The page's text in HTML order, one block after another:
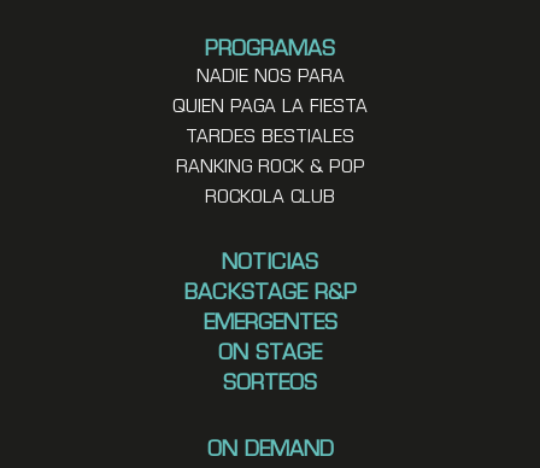
PROGRAMAS
NADIE NOS PARA
QUIEN PAGA LA FIESTA
TARDES BESTIALES
RANKING ROCK & POP
ROCKOLA CLUB
NOTICIAS
BACKSTAGE R&P
EMERGENTES
ON STAGE
SORTEOS
ON DEMAND